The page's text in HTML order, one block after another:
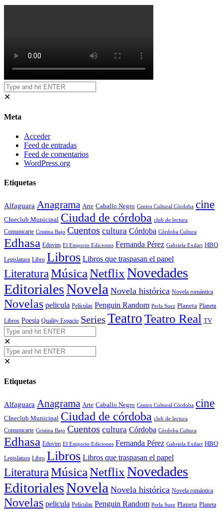
✕
Meta
Acceder
Feed de entradas
Feed de comentarios
WordPress.org
Etiquetas
Alfaguara Anagrama Arte Caballo Negro Centro Cultural Córdoba cine
CIneclub Municipal Ciudad de córdoba club de lectura
Comunicarte Cristina Bajo Cuentos cultura Córdoba Córdoba Cultura
Edhasa Eduvim El Emporio Ediciones Fernanda Pérez Gabriela Exilart HBO
Legislatura Libro Libros Libros que traspasan el papel
LiteraturaMúsicaNetflixNovedades
EditorialesNovela Novela histórica Novela romántica
Novelas pelicula Películas Penguin Random Perla Suez Planeta Planeta
Libros Poesía Quality Espacio Series TeatroTeatro Real TV
✕
✕
Etiquetas
Alfaguara Anagrama Arte Caballo Negro Centro Cultural Córdoba cine
CIneclub Municipal Ciudad de córdoba club de lectura
Comunicarte Cristina Bajo Cuentos cultura Córdoba Córdoba Cultura
Edhasa Eduvim El Emporio Ediciones Fernanda Pérez Gabriela Exilart HBO
Legislatura Libro Libros Libros que traspasan el papel
LiteraturaMúsicaNetflixNovedades
EditorialesNovela Novela histórica Novela romántica
Novelas pelicula Películas Penguin Random Perla Suez Planeta Planeta